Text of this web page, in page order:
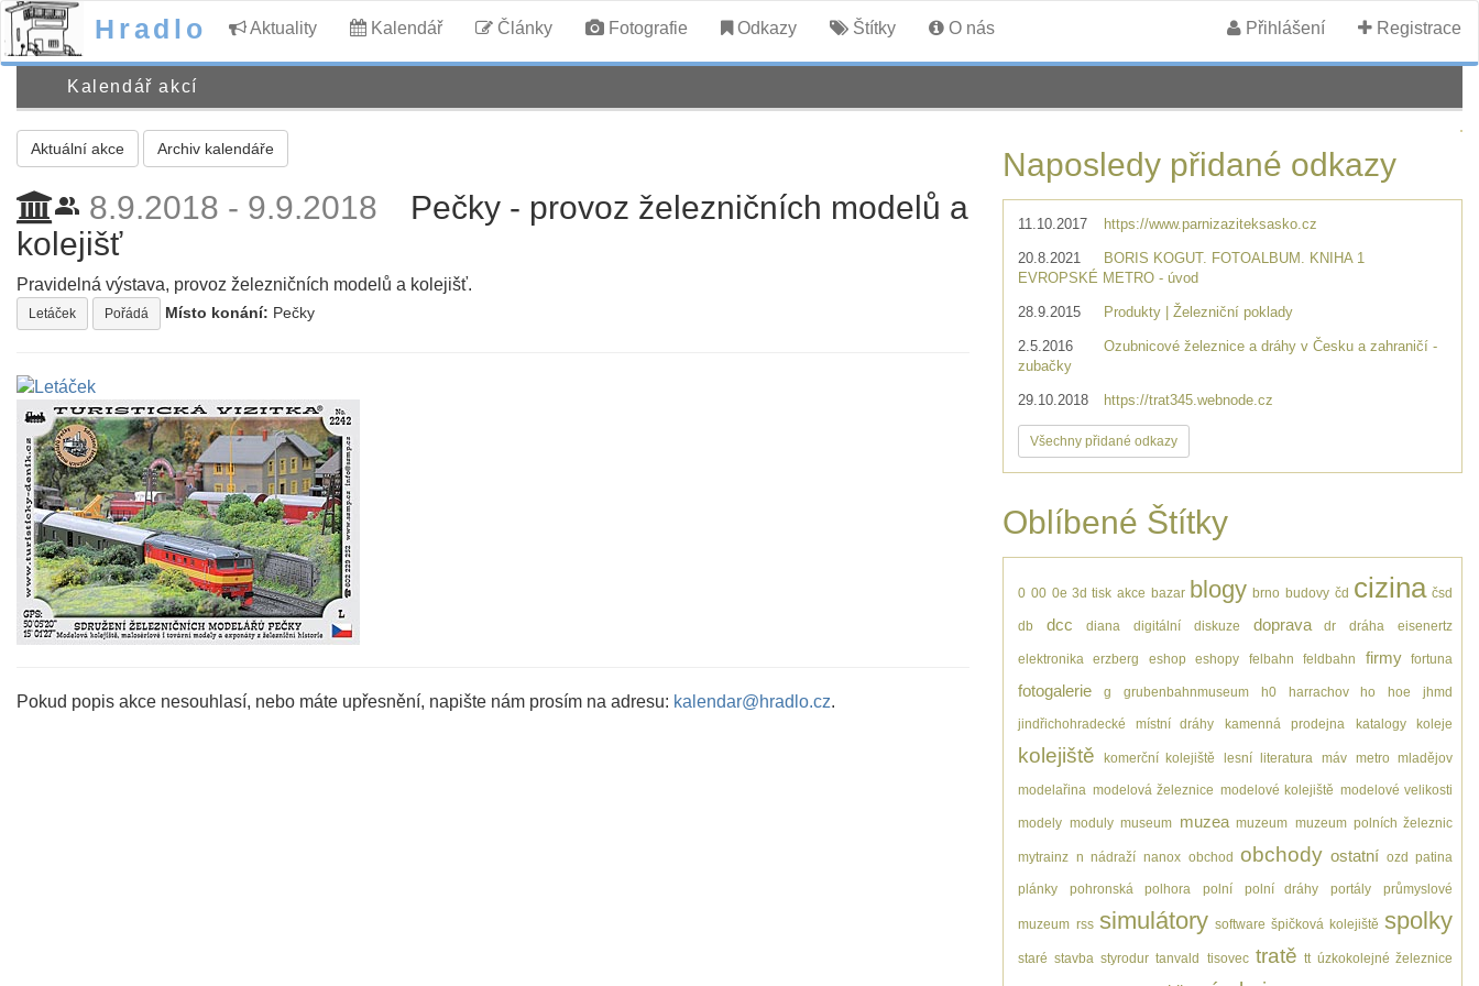
Hradlo Aktuality Kalendář Články Fotografie Odkazy Štítky O nás Přihlášení Registrace
Kalendář akcí
Aktuální akce Archiv kalendáře
people_alt 8.9.2018 - 9.9.2018
Pečky - provoz železničních modelů a
kolejišť
Pravidelná výstava, provoz železničních modelů a kolejišť.
Letáček Pořádá Místo konání: Pečky
Pokud popis akce nesouhlasí, nebo máte upřesnění, napište nám prosím na adresu: kalendar@hradlo.cz.
Naposledy přidané odkazy
11.10.2017 https://www.parnizaziteksasko.cz
20.8.2021
BORIS KOGUT. FOTOALBUM. KNIHA 1
EVROPSKÉ METRO - úvod
28.9.2015 Produkty | Železniční poklady
2.5.2016
Ozubnicové železnice a dráhy v Česku a zahraničí -
zubačky
29.10.2018 https://trat345.webnode.cz
Všechny přidané odkazy
Oblíbené Štítky
0 00 0e 3d tisk akce bazar blogy brno budovy čd cizina čsd
db dcc diana digitální diskuze doprava dr dráha eisenertz
elektronika erzberg eshop eshopy felbahn feldbahn firmy fortuna
fotogalerie g grubenbahnmuseum h0 harrachov ho hoe jhmd
jindřichohradecké místní dráhy kamenná prodejna katalogy koleje
kolejiště komerční kolejiště lesní literatura máv metro mladějov
modelařina modelová železnice modelové kolejiště modelové velikosti
modely moduly museum muzea muzeum muzeum polních železnic
mytrainz n nádraží nanox obchod obchody ostatní ozd patina
plánky pohronská polhora polní polní dráhy portály průmyslové
muzeum rss simulátory software špičková kolejiště spolky
staré stavba styrodur tanvald tisovec tratě tt úzkokolejné železnice